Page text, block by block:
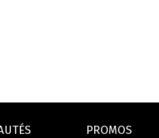
PROMOS